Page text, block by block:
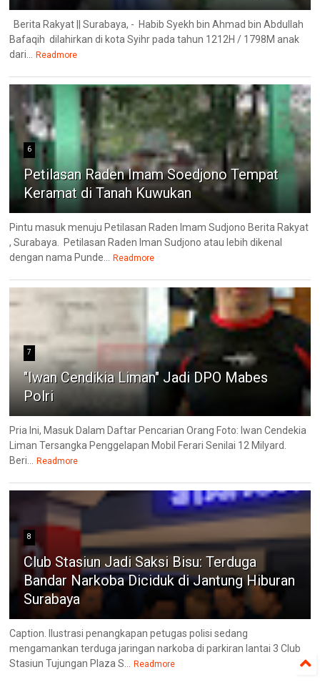
Berita Rakyat || Surabaya, - Habib Syekh bin Ahmad bin Abdullah
Bafaqih dilahirkan di kota Syihr pada tahun 1212H / 1798M anak
dari... Readmore
6
Petilasan Raden Imam Soedjono Tempat
Keramat di Tanah Kuwukan
Pintu masuk menuju Petilasan Raden Imam Sudjono Berita Rakyat
, Surabaya. Petilasan Raden Iman Sudjono atau lebih dikenal
dengan nama Punde... Readmore
7
"Iwan Cendikia Liman" Jadi DPO Mabes
Polri
Pria Ini, Masuk Dalam Daftar Pencarian Orang Foto: Iwan Cendekia
Liman Tersangka Penggelapan Mobil Ferari Senilai 12 Milyard.
Beri... Readmore
8
Club Stasiun Jadi Saksi Bisu: Terduga
Bandar Narkoba Diciduk di Jantung Hiburan
Surabaya
Caption. Ilustrasi penangkapan petugas polisi sedang
mengamankan terduga jaringan narkoba di parkiran lantai 3 Club
Stasiun Tujungan Plaza S... Readmore